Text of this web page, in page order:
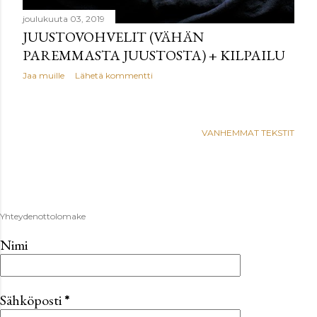
joulukuuta 03, 2019
JUUSTOVOHVELIT (VÄHÄN
PAREMMASTA JUUSTOSTA) + KILPAILU
Jaa muille Lähetä kommentti
VANHEMMAT TEKSTIT
Yhteydenottolomake
Nimi
Sähköposti*